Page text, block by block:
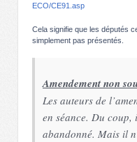
ECO/CE91.asp
Cela signifie que les députés
simplement pas présentés.
Amendement non
Les auteurs de
en séance. Du coup,
abandonné. Mais il